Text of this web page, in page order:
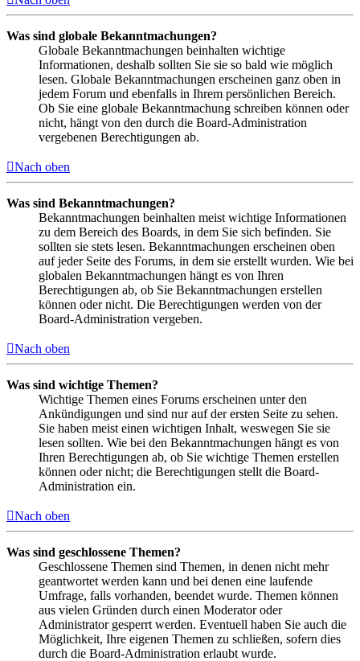
Was sind globale Bekanntmachungen?
Globale Bekanntmachungen beinhalten wichtige
Informationen, deshalb sollten Sie sie so bald wie möglich
lesen. Globale Bekanntmachungen erscheinen ganz oben in
jedem Forum und ebenfalls in Ihrem persönlichen Bereich.
Ob Sie eine globale Bekanntmachung schreiben können oder
nicht, hängt von den durch die Board-Administration
vergebenen Berechtigungen ab.
Nach oben
Was sind Bekanntmachungen?
Bekanntmachungen beinhalten meist wichtige Informationen
zu dem Bereich des Boards, in dem Sie sich befinden. Sie
sollten sie stets lesen. Bekanntmachungen erscheinen oben
auf jeder Seite des Forums, in dem sie erstellt wurden. Wie bei
globalen Bekanntmachungen hängt es von Ihren
Berechtigungen ab, ob Sie Bekanntmachungen erstellen
können oder nicht. Die Berechtigungen werden von der
Board-Administration vergeben.
Nach oben
Was sind wichtige Themen?
Wichtige Themen eines Forums erscheinen unter den
Ankündigungen und sind nur auf der ersten Seite zu sehen.
Sie haben meist einen wichtigen Inhalt, weswegen Sie sie
lesen sollten. Wie bei den Bekanntmachungen hängt es von
Ihren Berechtigungen ab, ob Sie wichtige Themen erstellen
können oder nicht; die Berechtigungen stellt die Board-
Administration ein.
Nach oben
Was sind geschlossene Themen?
Geschlossene Themen sind Themen, in denen nicht mehr
geantwortet werden kann und bei denen eine laufende
Umfrage, falls vorhanden, beendet wurde. Themen können
aus vielen Gründen durch einen Moderator oder
Administrator gesperrt werden. Eventuell haben Sie auch die
Möglichkeit, Ihre eigenen Themen zu schließen, sofern dies
durch die Board-Administration erlaubt wurde.